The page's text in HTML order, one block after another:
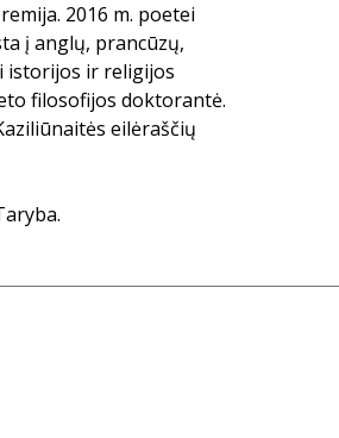
2016 m. poetei
į anglų, prancūzų,
istorijos ir religijos
filosofijos doktorantė.
eilėraščių